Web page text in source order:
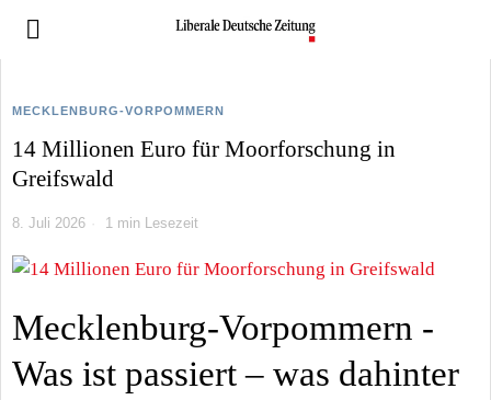
MECKLENBURG-VORPOMMERN
14 Millionen Euro für Moorforschung in
Greifswald
8. Juli 2026 1 min Lesezeit
Mecklenburg-Vorpommern -
Was ist passiert – was dahinter